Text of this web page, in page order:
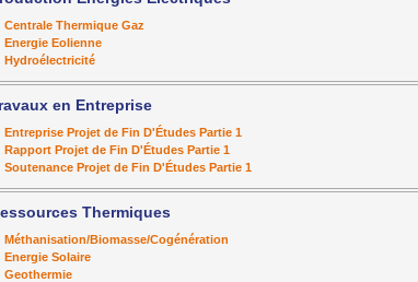
Centrale Thermique Gaz
Energie Eolienne
Hydroélectricité
en Entreprise
Entreprise Projet de Fin D'Études Partie 1
Rapport Projet de Fin D'Études Partie 1
Soutenance Projet de Fin D'Études Partie 1
Thermiques
Méthanisation/Biomasse/Cogénération
Energie Solaire
Geothermie